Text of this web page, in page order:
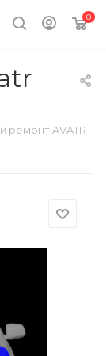
0
ремонт AVATR